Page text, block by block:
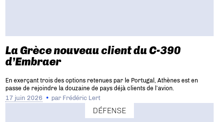
La Grèce nouveau client du C-390
d’Embraer
En exerçant trois des options retenues par le Portugal, Athènes est en
passe de rejoindre la douzaine de pays déjà clients de l’avion.
17 juin 2026 par Frédéric Lert
DÉFENSE